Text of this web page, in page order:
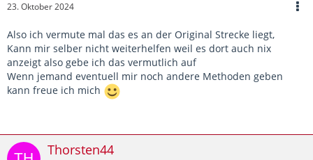
23. Oktober 2024
Also ich vermute mal das es an der Original Strecke liegt,
Kann mir selber nicht weiterhelfen weil es dort auch nix
anzeigt also gebe ich das vermutlich auf
Wenn jemand eventuell mir noch andere Methoden geben
kann freue ich mich
Thorsten44